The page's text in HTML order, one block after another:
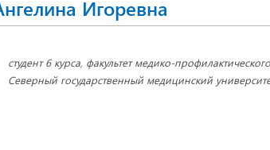
Игоревна
студент 6 курса, факультет медико-
Северный государственный медицинский